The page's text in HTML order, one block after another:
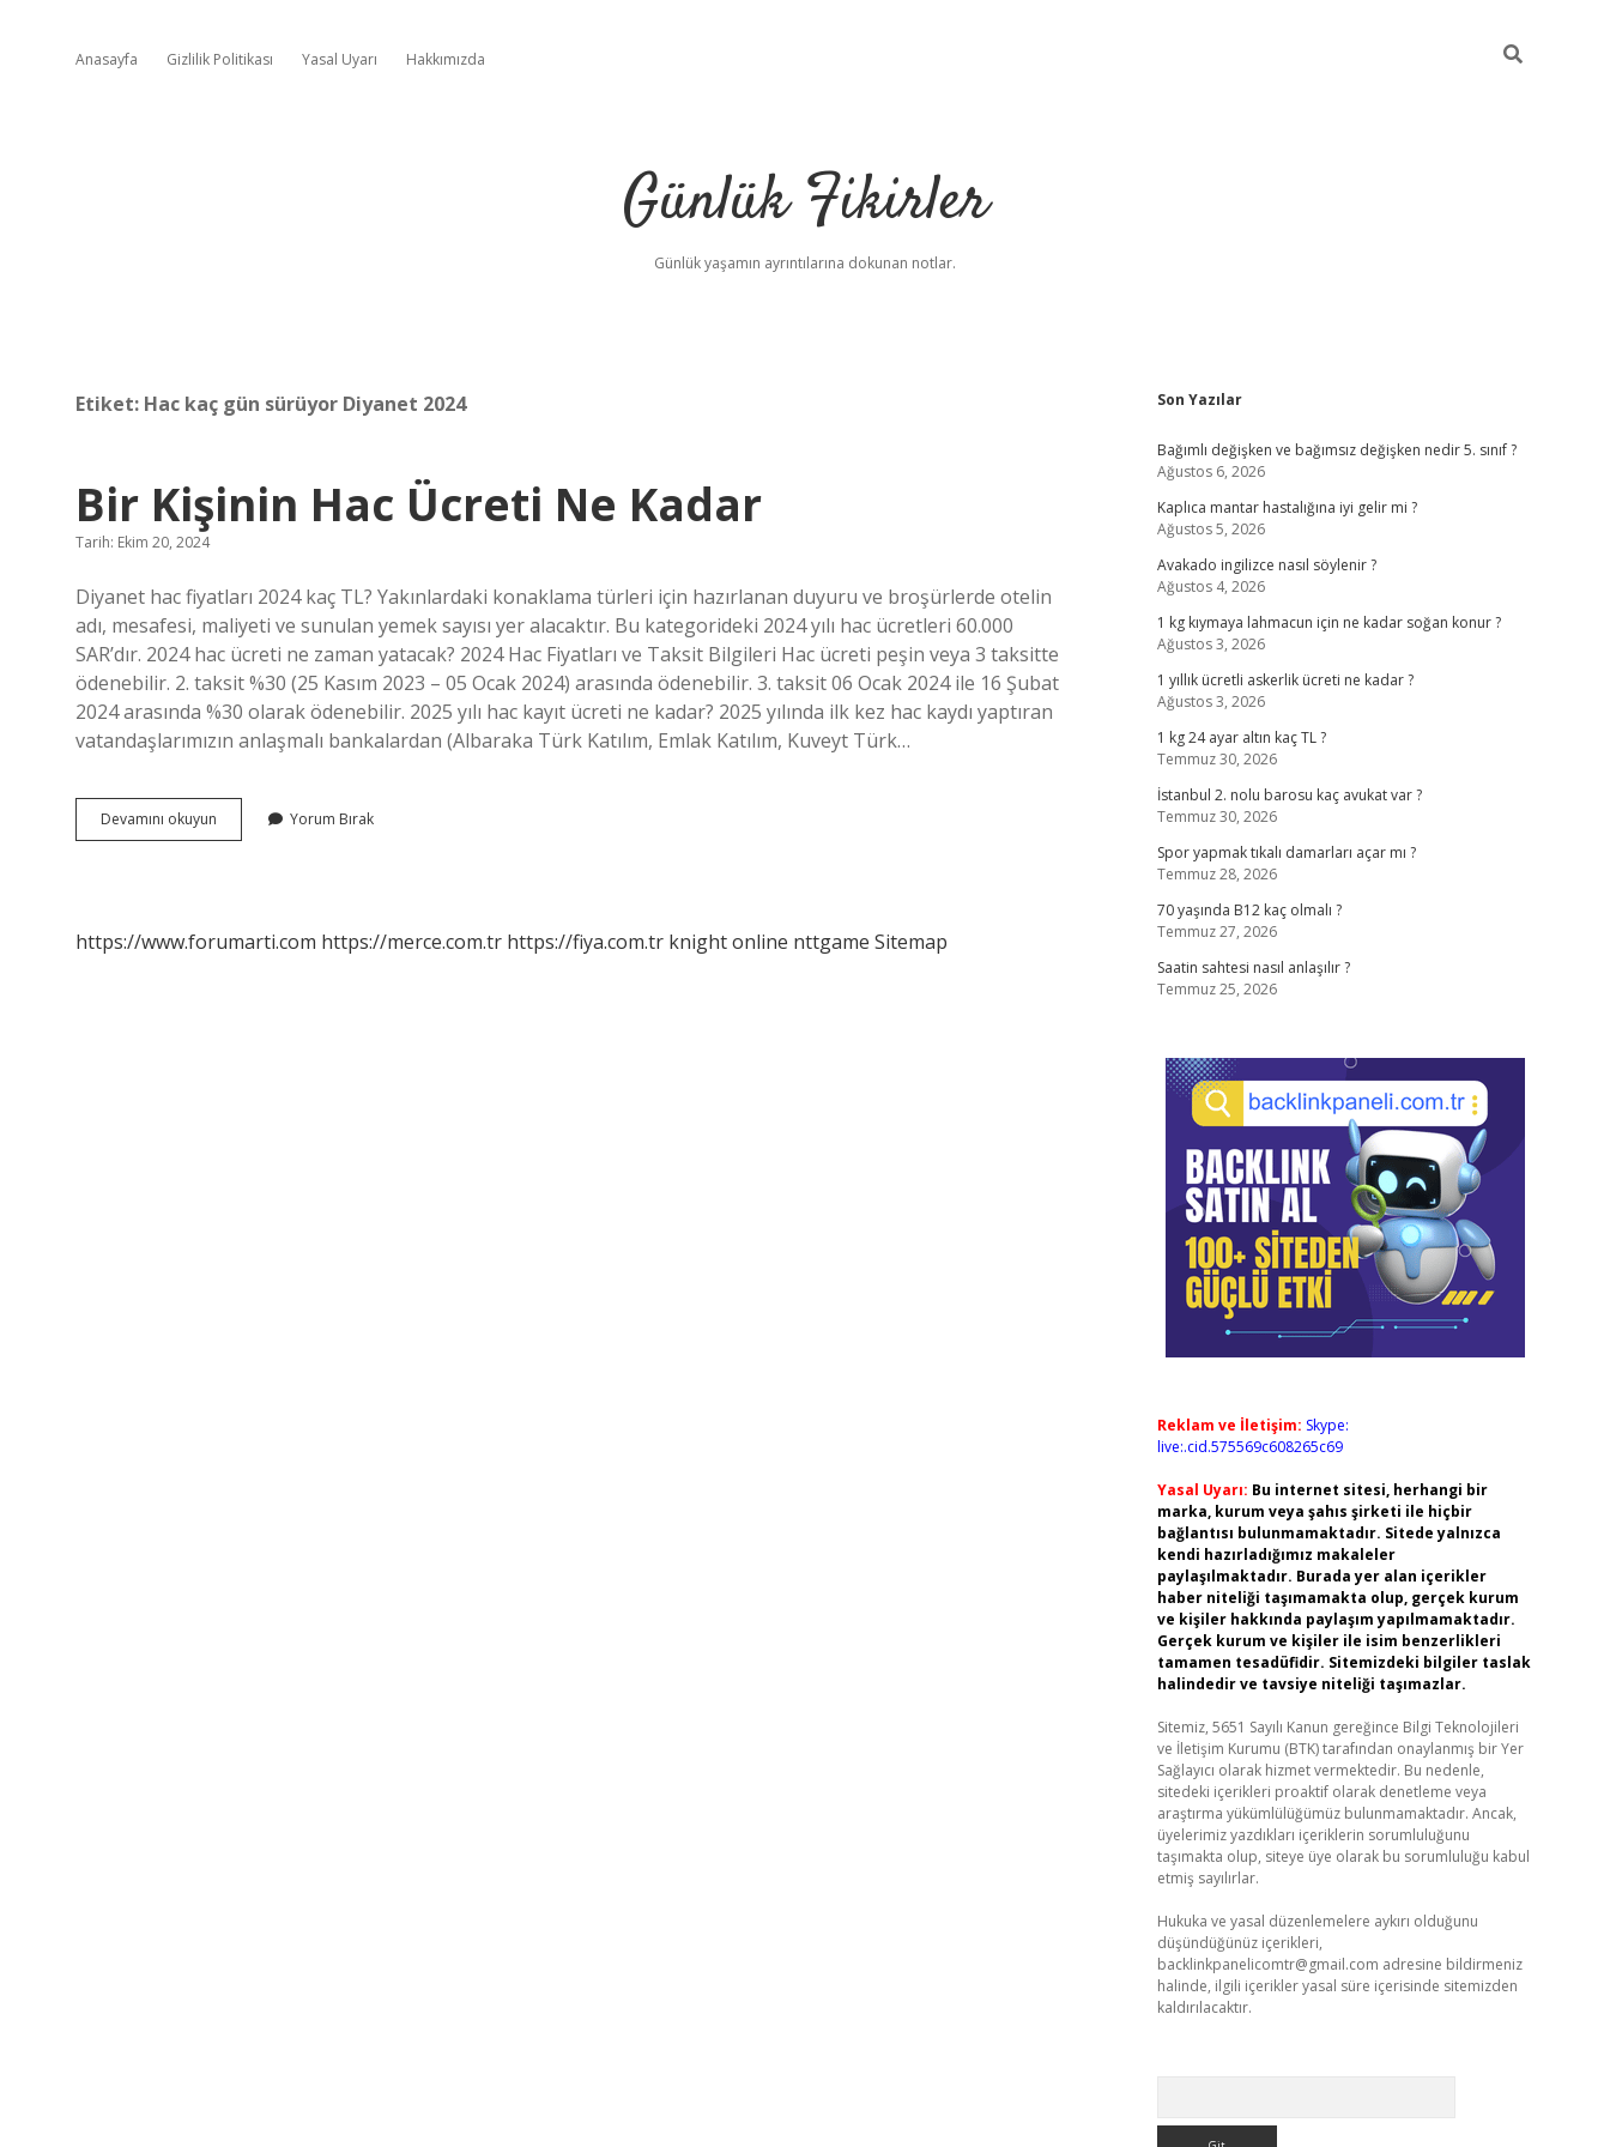
Anasayfa Gizlilik Politikası Yasal Uyarı Hakkımızda
Günlük Fikirler
Günlük yaşamın ayrıntılarına dokunan notlar.
Etiket: Hac kaç gün sürüyor Diyanet 2024
Bir Kişinin Hac Ücreti Ne Kadar
Tarih: Ekim 20, 2024
Diyanet hac fiyatları 2024 kaç TL? Yakınlardaki konaklama türleri için hazırlanan duyuru ve broşürlerde otelin
adı, mesafesi, maliyeti ve sunulan yemek sayısı yer alacaktır. Bu kategorideki 2024 yılı hac ücretleri 60.000
SAR’dır. 2024 hac ücreti ne zaman yatacak? 2024 Hac Fiyatları ve Taksit Bilgileri Hac ücreti peşin veya 3 taksitte
ödenebilir. 2. taksit %30 (25 Kasım 2023 – 05 Ocak 2024) arasında ödenebilir. 3. taksit 06 Ocak 2024 ile 16 Şubat
2024 arasında %30 olarak ödenebilir. 2025 yılı hac kayıt ücreti ne kadar? 2025 yılında ilk kez hac kaydı yaptıran
vatandaşlarımızın anlaşmalı bankalardan (Albaraka Türk Katılım, Emlak Katılım, Kuveyt Türk…
Devamını okuyun
Kişinin
Yorum Bırak
https://www.forumarti.com https://merce.com.tr https://fiya.com.tr knight online nttgame Sitemap
Sidebar
Son Yazılar
Bağımlı değişken ve bağımsız değişken nedir 5. sınıf ?
Ağustos 6, 2026
Kaplıca mantar hastalığına iyi gelir mi ?
Ağustos 5, 2026
Avakado ingilizce nasıl söylenir ?
Ağustos 4, 2026
1 kg kıymaya lahmacun için ne kadar soğan konur ?
Ağustos 3, 2026
1 yıllık ücretli askerlik ücreti ne kadar ?
Ağustos 3, 2026
1 kg 24 ayar altın kaç TL ?
Temmuz 30, 2026
İstanbul 2. nolu barosu kaç avukat var ?
Temmuz 30, 2026
Spor yapmak tıkalı damarları açar mı ?
Temmuz 28, 2026
70 yaşında B12 kaç olmalı ?
Temmuz 27, 2026
Saatin sahtesi nasıl anlaşılır ?
Temmuz 25, 2026
Reklam ve İletişim: Skype:
live:.cid.575569c608265c69
Yasal Uyarı: Bu internet sitesi, herhangi bir
marka, kurum veya şahıs şirketi ile hiçbir
bağlantısı bulunmamaktadır. Sitede yalnızca
kendi hazırladığımız makaleler
paylaşılmaktadır. Burada yer alan içerikler
haber niteliği taşımamakta olup, gerçek kurum
ve kişiler hakkında paylaşım yapılmamaktadır.
Gerçek kurum ve kişiler ile isim benzerlikleri
tamamen tesadüfidir. Sitemizdeki bilgiler taslak
halindedir ve tavsiye niteliği taşımazlar.
Sitemiz, 5651 Sayılı Kanun gereğince Bilgi Teknolojileri
ve İletişim Kurumu (BTK) tarafından onaylanmış bir Yer
Sağlayıcı olarak hizmet vermektedir. Bu nedenle,
sitedeki içerikleri proaktif olarak denetleme veya
araştırma yükümlülüğümüz bulunmamaktadır. Ancak,
üyelerimiz yazdıkları içeriklerin sorumluluğunu
taşımakta olup, siteye üye olarak bu sorumluluğu kabul
etmiş sayılırlar.
Hukuka ve yasal düzenlemelere aykırı olduğunu
düşündüğünüz içerikleri,
backlinkpanelicomtr@gmail.com adresine bildirmeniz
halinde, ilgili içerikler yasal süre içerisinde sitemizden
kaldırılacaktır.